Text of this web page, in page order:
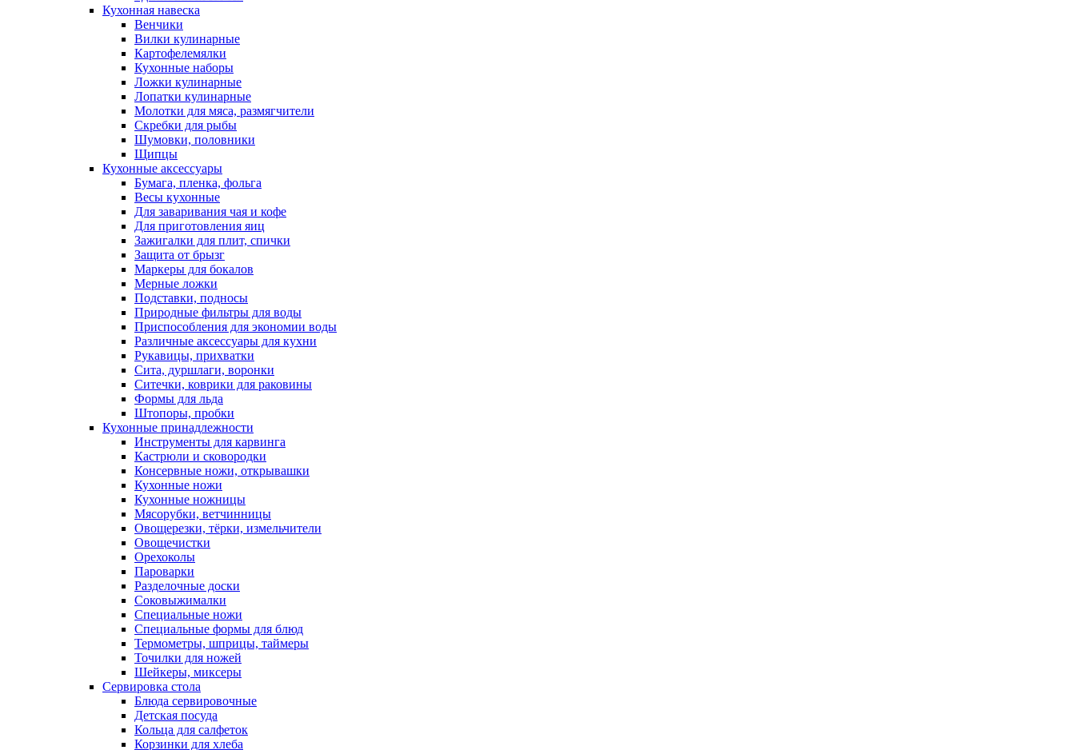
Кухонная навеска
Венчики
Вилки кулинарные
Картофелемялки
Кухонные наборы
Ложки кулинарные
Лопатки кулинарные
Молотки для мяса, размягчители
Скребки для рыбы
Шумовки, половники
Щипцы
Кухонные аксессуары
Бумага, пленка, фольга
Весы кухонные
Для заваривания чая и кофе
Для приготовления яиц
Зажигалки для плит, спички
Защита от брызг
Маркеры для бокалов
Мерные ложки
Подставки, подносы
Природные фильтры для воды
Приспособления для экономии воды
Различные аксессуары для кухни
Рукавицы, прихватки
Сита, дуршлаги, воронки
Ситечки, коврики для раковины
Формы для льда
Штопоры, пробки
Кухонные принадлежности
Инструменты для карвинга
Кастрюли и сковородки
Консервные ножи, открывашки
Кухонные ножи
Кухонные ножницы
Мясорубки, ветчинницы
Овощерезки, тёрки, измельчители
Овощечистки
Орехоколы
Пароварки
Разделочные доски
Соковыжималки
Специальные ножи
Специальные формы для блюд
Термометры, шприцы, таймеры
Точилки для ножей
Шейкеры, миксеры
Сервировка стола
Блюда сервировочные
Детская посуда
Кольца для салфеток
Корзинки для хлеба